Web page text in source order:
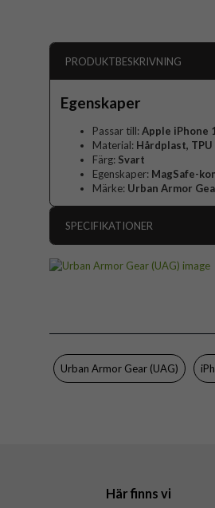
PRODUKTBESKRIVNING
Egenskaper
Passar till:Apple iPhone
Material: Hårdplast, TPU
Färg: Svart
Egenskaper: MagSafe-
Märke: Urban Armor
SPECIFIKATIONER
Egenskaper
Färg
Material
Urban Armor Gear (UAG)
Här finns vi